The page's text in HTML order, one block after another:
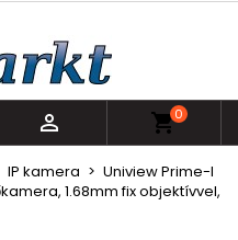
 shopping_cart0
IP kamera
Uniview Prime-I
1.68mm fix objektívvel,
kívánságlistába
Bejelentkezés